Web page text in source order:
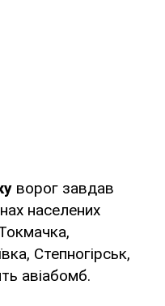
ворог завдав
населених
Степногірськ,
авіабомб.